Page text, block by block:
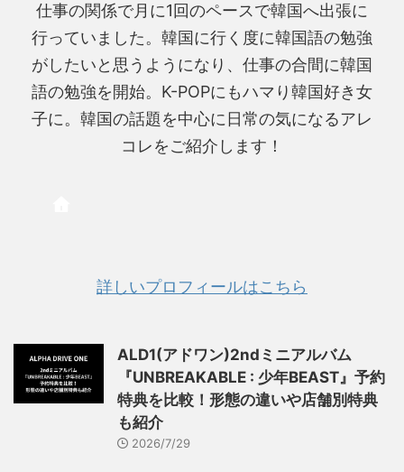
仕事の関係で月に1回のペースで韓国へ出張に
行っていました。韓国に行く度に韓国語の勉強
がしたいと思うようになり、仕事の合間に韓国
語の勉強を開始。K-POPにもハマり韓国好き女
子に。韓国の話題を中心に日常の気になるアレ
コレをご紹介します！
詳しいプロフィールはこちら
ALD1(アドワン)2ndミニアルバム
『UNBREAKABLE : 少年BEAST』予約
特典を比較！形態の違いや店舗別特典
も紹介
2026/7/29